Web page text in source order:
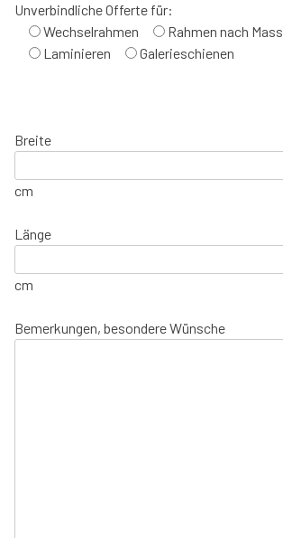
Unverbindliche Offerte für:
Wechselrahmen
Rahmen nach Mass
Laminieren
Galerieschienen
Breite
cm
Länge
cm
Bemerkungen, besondere Wünsche